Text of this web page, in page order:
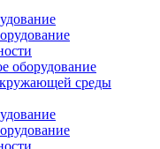
оборудование
среды